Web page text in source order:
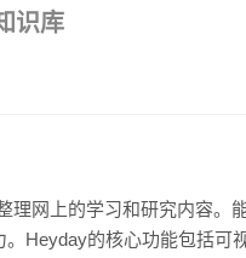
识库
理网上的学习和研究内容。
Heyday的核心功能包括可